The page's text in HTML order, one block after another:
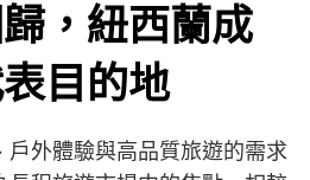
，紐西蘭成
目的地
戶外體驗與高品質旅遊的需求